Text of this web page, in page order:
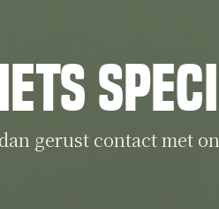
gerust contact met